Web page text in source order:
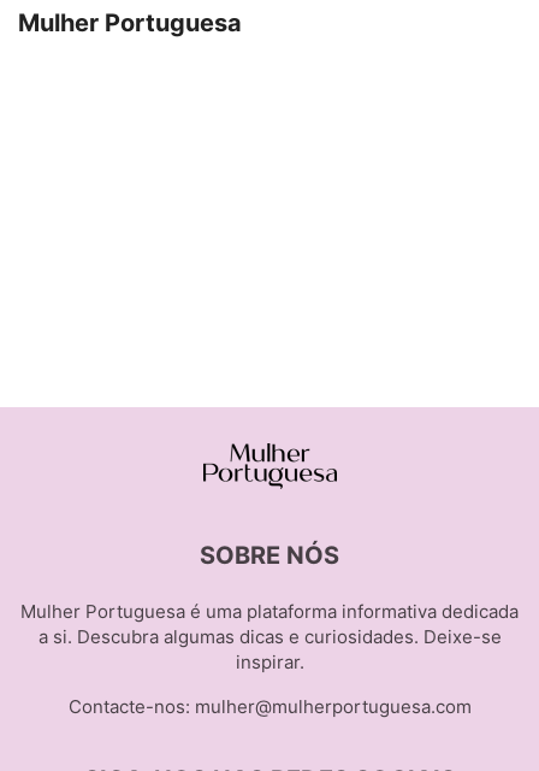
Mulher Portuguesa
SOBRE NÓS
Mulher Portuguesa é uma plataforma informativa dedicada
a si. Descubra algumas dicas e curiosidades. Deixe-se
inspirar.
Contacte-nos: mulher@mulherportuguesa.com